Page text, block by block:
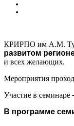
КРИРПО им А.М.
развитом
и всех желающих.
Мероприятия
Участие в семинаре
В программе